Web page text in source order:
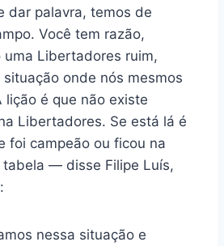
dar palavra, temos de
Você tem razão,
Libertadores ruim,
onde nós mesmos
lição é que não existe
Libertadores. Se está lá é
foi campeão ou ficou na
— disse Filipe Luís,
nessa situação e